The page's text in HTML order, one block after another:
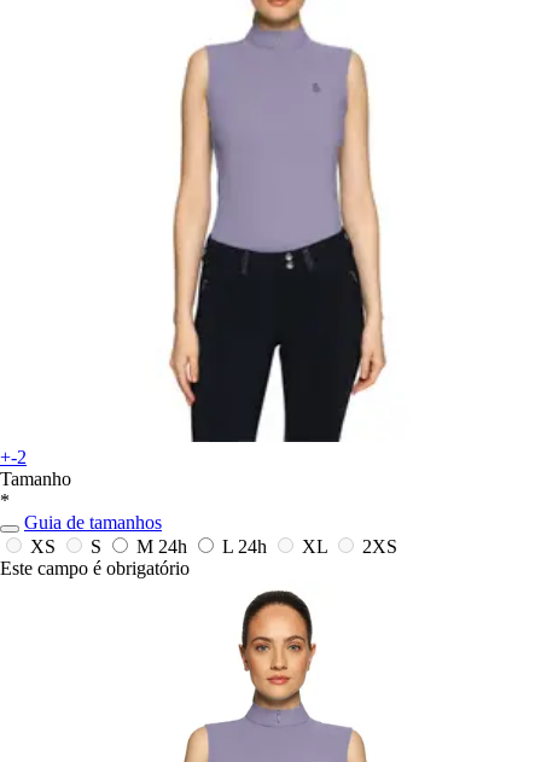
+-2
Tamanho
*
Guia de tamanhos
XS
S M 24h L 24h XL
2XS
Este campo é obrigatório